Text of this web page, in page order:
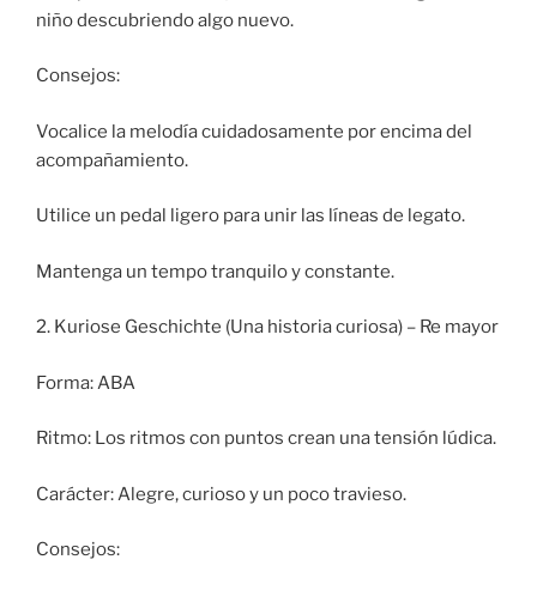
niño descubriendo algo nuevo.
Consejos:
Vocalice la melodía cuidadosamente por encima del
acompañamiento.
Utilice un pedal ligero para unir las líneas de legato.
Mantenga un tempo tranquilo y constante.
2. Kuriose Geschichte (Una historia curiosa) – Re mayor
Forma: ABA
Ritmo: Los ritmos con puntos crean una tensión lúdica.
Carácter: Alegre, curioso y un poco travieso.
Consejos: